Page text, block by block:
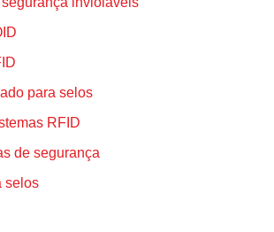
para selos
RFID
de segurança
selos